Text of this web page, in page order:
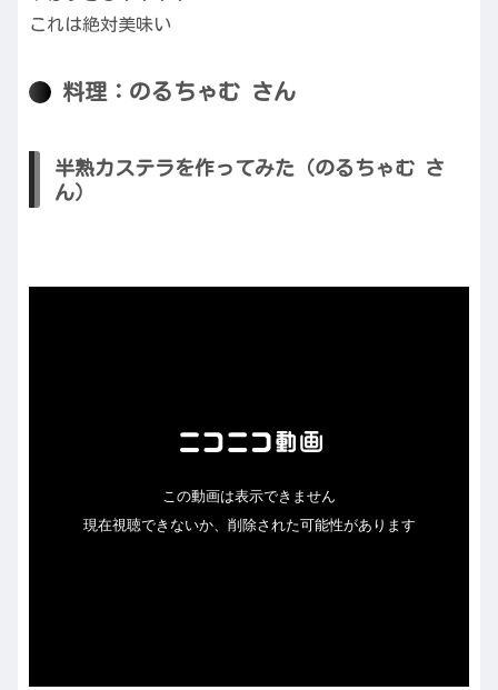
これは絶対美味い
料理：のるちゃむ さん
半熟カステラを作ってみた（のるちゃむ さ
ん）